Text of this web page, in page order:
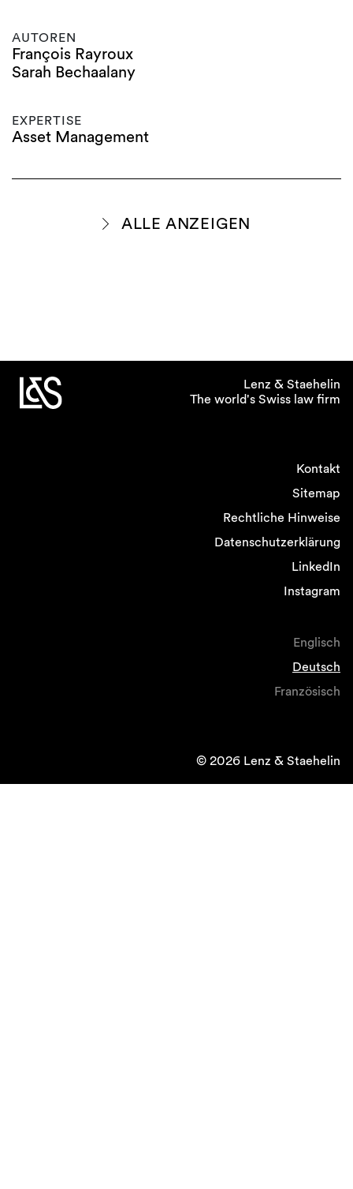
AUTOREN
François Rayroux
Sarah Bechaalany
EXPERTISE
Asset Management
ALLE ANZEIGEN
Lenz & Staehelin
The world's Swiss law firm
Kontakt
Sitemap
Rechtliche Hinweise
Datenschutzerklärung
LinkedIn
Instagram
Englisch
Deutsch
Französisch
© 2026 Lenz & Staehelin